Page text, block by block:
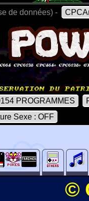
de données) -
PROGRAMMES
Sexe : OFF
©